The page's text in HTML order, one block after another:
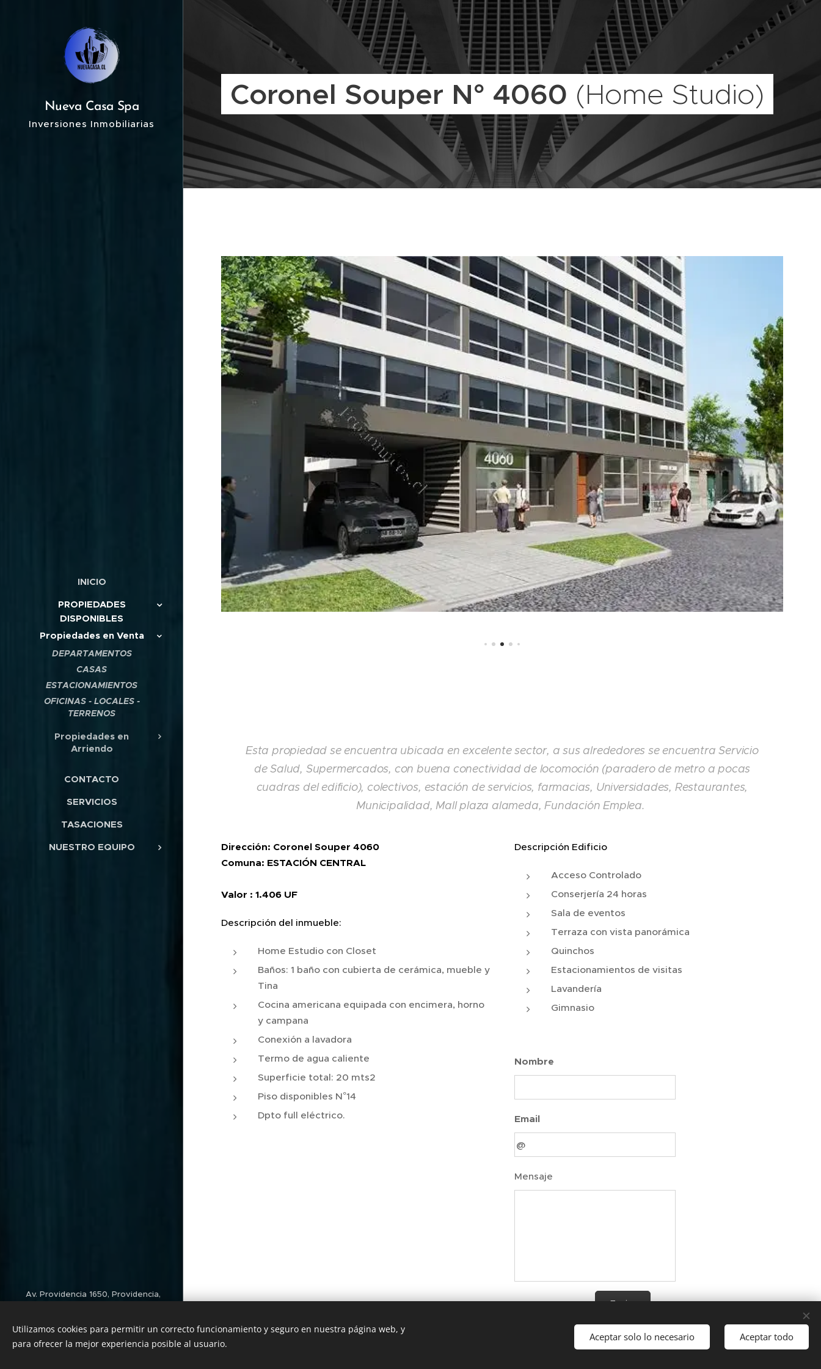
Nueva Casa Spa
Inversiones Inmobiliarias
INICIO
PROPIEDADES
DISPONIBLES
Propiedades en Venta
DEPARTAMENTOS
CASAS
ESTACIONAMIENTOS
OFICINAS - LOCALES -
TERRENOS
Propiedades en
Arriendo
CONTACTO
SERVICIOS
TASACIONES
NUESTRO EQUIPO
Coronel Souper N° 4060 (Home Studio)
Esta propiedad se encuentra ubicada en excelente sector, a sus alrededores se encuentra Servicio
de Salud, Supermercados, con buena conectividad de locomoción (paradero de metro a pocas
cuadras del edificio), colectivos, estación de servicios, farmacias, Universidades, Restaurantes,
Municipalidad, Mall plaza alameda, Fundación Emplea.
Dirección: Coronel Souper 4060
Comuna: ESTACIÓN CENTRAL
Valor : 1.406 UF
Descripción del inmueble:
Home Estudio con Closet
Baños: 1 baño con cubierta de cerámica, mueble y
Tina
Cocina americana equipada con encimera, horno
y campana
Conexión a lavadora
Termo de agua caliente
Superficie total: 20 mts2
Piso disponibles N°14
Dpto full eléctrico.
Descripción Edificio
Acceso Controlado
Conserjería 24 horas
Sala de eventos
Terraza con vista panorámica
Quinchos
Estacionamientos de visitas
Lavandería
Gimnasio
Nombre
Email
Mensaje
Enviar
Av. Providencia 1650, Providencia,
Contacto
Utilizamos cookies para permitir un correcto funcionamiento y seguro en nuestra página web, y
para ofrecer la mejor experiencia posible al usuario.
Aceptar solo lo necesario Aceptar todo